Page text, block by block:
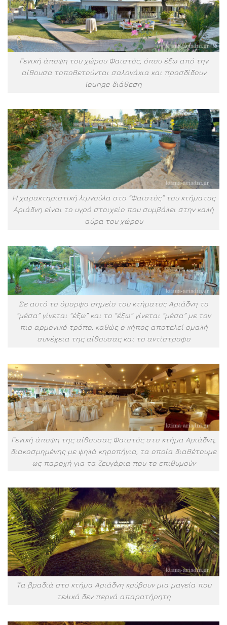
Γενική άποψη του χώρου Φαιστός, όπου έξω από την
αίθουσα τοποθετούνται σαλονάκια και προσδίδουν
lounge διάθεση
Η χαρακτηριστική λιμνούλα στο “Φαιστός” του κτήματος
Αριάδνη είναι το υγρό στοιχείο που συμβάλει στην καλή
αύρα του χώρου
Σε αυτό το όμορφο σημείο του κτήματος Αριάδνη το
“μέσα” γίνεται “έξω” και το “έξω” γίνεται “μέσα” με τον
πιο αρμονικό τρόπο, καθώς ο κήπος αποτελεί ομαλή
συνέχεια της αίθουσας και το αντίστροφο
Γενική άποψη της αίθουσας Φαιστός στο κτήμα Αριάδνη,
διακοσμημένης με ψηλά κηροπήγια, τα οποία διαθέτουμε
ως παροχή για τα ζευγάρια που το επιθυμούν
Τα βραδιά στο κτήμα Αριάδνη κρύβουν μια μαγεία που
τελικά δεν περνά απαρατήρητη